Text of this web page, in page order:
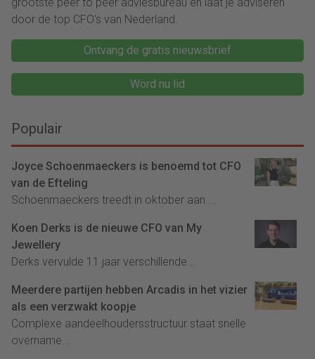
door de top CFO's van Nederland.
Ontvang de gratis nieuwsbrief
Word nu lid
Populair
Joyce Schoenmaeckers is benoemd tot CFO
van de Efteling
Schoenmaeckers treedt in oktober aan....
Koen Derks is de nieuwe CFO van My
Jewellery
Derks vervulde 11 jaar verschillende...
Meerdere partijen hebben Arcadis in het vizier
als een verzwakt koopje
Complexe aandeelhoudersstructuur staat snelle
overname...